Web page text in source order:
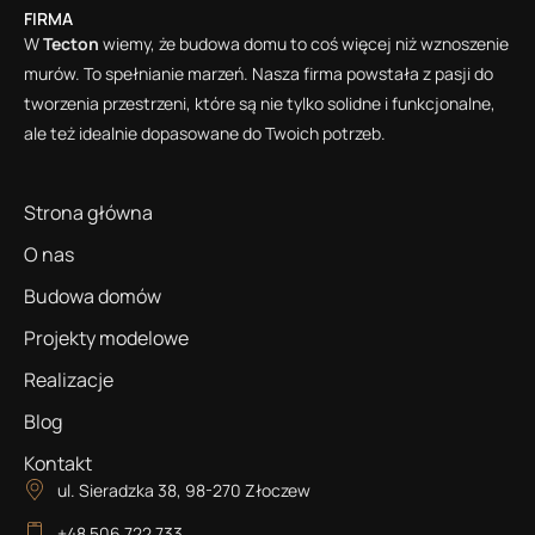
FIRMA
WTecton wiemy, że budowa domu to coś więcej niż wznoszenie
murów. To spełnianie marzeń. Nasza firma powstała z pasji do
tworzenia przestrzeni, które są nie tylko solidne i funkcjonalne,
ale też idealnie dopasowane do Twoich potrzeb.
Strona główna
O nas
Budowa domów
Projekty modelowe
Realizacje
Blog
Kontakt
ul. Sieradzka 38, 98-270 Złoczew